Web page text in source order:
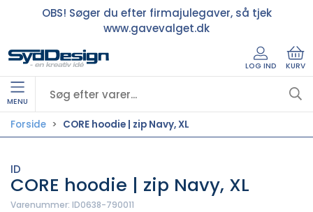
OBS! Søger du efter firmajulegaver, så tjek
www.gavevalget.dk
LOG IND KURV
MENU
Forside CORE hoodie | zip Navy, XL
ID
CORE hoodie | zip Navy, XL
Varenummer: ID0638-790011